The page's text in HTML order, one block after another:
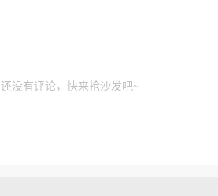
还没有评论，快来抢沙发吧~